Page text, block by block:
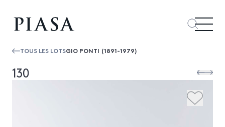
TOUS LES LOTSGIO PONTI (1891-1979)
130